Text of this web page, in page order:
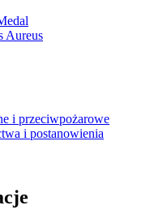
Aureus
i przeciwpożarowe
i postanowienia